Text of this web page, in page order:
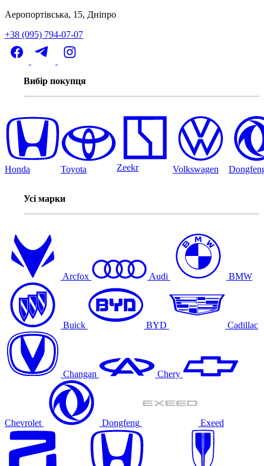
Аеропортівська, 15, Дніпро
+38 (095) 794-07-07
Вибір покупця
Honda Toyota Zeekr Volkswagen
Усі марки
Arcfox Audi BMW
Buick BYD Cadillac
Changan Chery
Chevrolet Dongfeng Exeed